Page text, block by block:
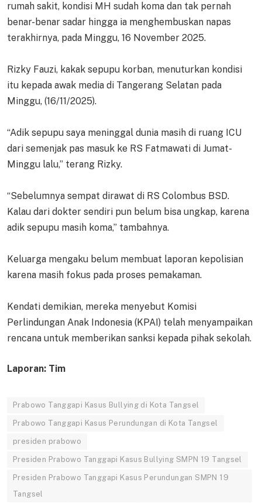
rumah sakit, kondisi MH sudah koma dan tak pernah
benar-benar sadar hingga ia menghembuskan napas
terakhirnya, pada Minggu, 16 November 2025.
Rizky Fauzi, kakak sepupu korban, menuturkan kondisi
itu kepada awak media di Tangerang Selatan pada
Minggu, (16/11/2025).
“Adik sepupu saya meninggal dunia masih di ruang ICU
dari semenjak pas masuk ke RS Fatmawati di Jumat-
Minggu lalu,” terang Rizky.
“Sebelumnya sempat dirawat di RS Colombus BSD.
Kalau dari dokter sendiri pun belum bisa ungkap, karena
adik sepupu masih koma,” tambahnya.
Keluarga mengaku belum membuat laporan kepolisian
karena masih fokus pada proses pemakaman.
Kendati demikian, mereka menyebut Komisi
Perlindungan Anak Indonesia (KPAI) telah menyampaikan
rencana untuk memberikan sanksi kepada pihak sekolah.
Laporan: Tim
Prabowo Tanggapi Kasus Bullying di Kota Tangsel
Prabowo Tanggapi Kasus Perundungan di Kota Tangsel
presiden prabowo
Presiden Prabowo Tanggapi Kasus Bullying SMPN 19 Tangsel
Presiden Prabowo Tanggapi Kasus Perundungan SMPN 19
Tangsel